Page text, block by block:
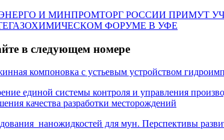
И МИНПРОМТОРГ РОССИИ ПРИМУТ
ФОРУМЕ В УФЕ
в следующем номере
компоновка с устьевым устройством
единой системы контроля и управления
качества разработки месторождений
наножидкостей для мун. Перспективы